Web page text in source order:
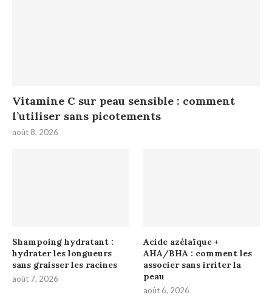
Vitamine C sur peau sensible : comment
l’utiliser sans picotements
août 8, 2026
Shampoing hydratant :
hydrater les longueurs
sans graisser les racines
août 7, 2026
Acide azélaïque +
AHA/BHA : comment les
associer sans irriter la
peau
août 6, 2026